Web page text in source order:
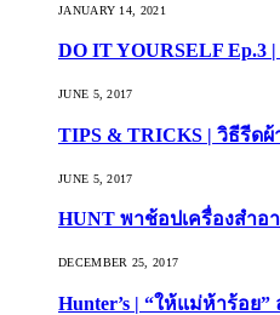
JANUARY 14, 2021
DO IT YOURSELF Ep.3
JUNE 5, 2017
TIPS & TRICKS | วิธีรีด
JUNE 5, 2017
HUNT พาช้อปเครื่องสำอ
DECEMBER 25, 2017
Hunter’s | “ให้แม่ห้าร้อย